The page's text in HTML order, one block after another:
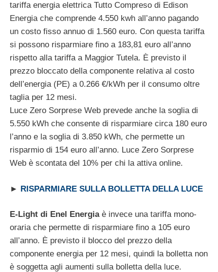
tariffa energia elettrica Tutto Compreso di Edison
Energia che comprende 4.550 kwh all’anno pagando
un costo fisso annuo di 1.560 euro. Con questa tariffa
si possono risparmiare fino a 183,81 euro all’anno
rispetto alla tariffa a Maggior Tutela. È previsto il
prezzo bloccato della componente relativa al costo
dell’energia (PE) a 0.266 €/kWh per il consumo oltre
taglia per 12 mesi.
Luce Zero Sorprese Web prevede anche la soglia di
5.550 kWh che consente di risparmiare circa 180 euro
l’anno e la soglia di 3.850 kWh, che permette un
risparmio di 154 euro all’anno. Luce Zero Sorprese
Web è scontata del 10% per chi la attiva online.
► RISPARMIARE SULLA BOLLETTA DELLA LUCE
E-Light di Enel Energiaè invece una tariffa mono-
oraria che permette di risparmiare fino a 105 euro
all’anno. È previsto il blocco del prezzo della
componente energia per 12 mesi, quindi la bolletta non
è soggetta agli aumenti sulla bolletta della luce.